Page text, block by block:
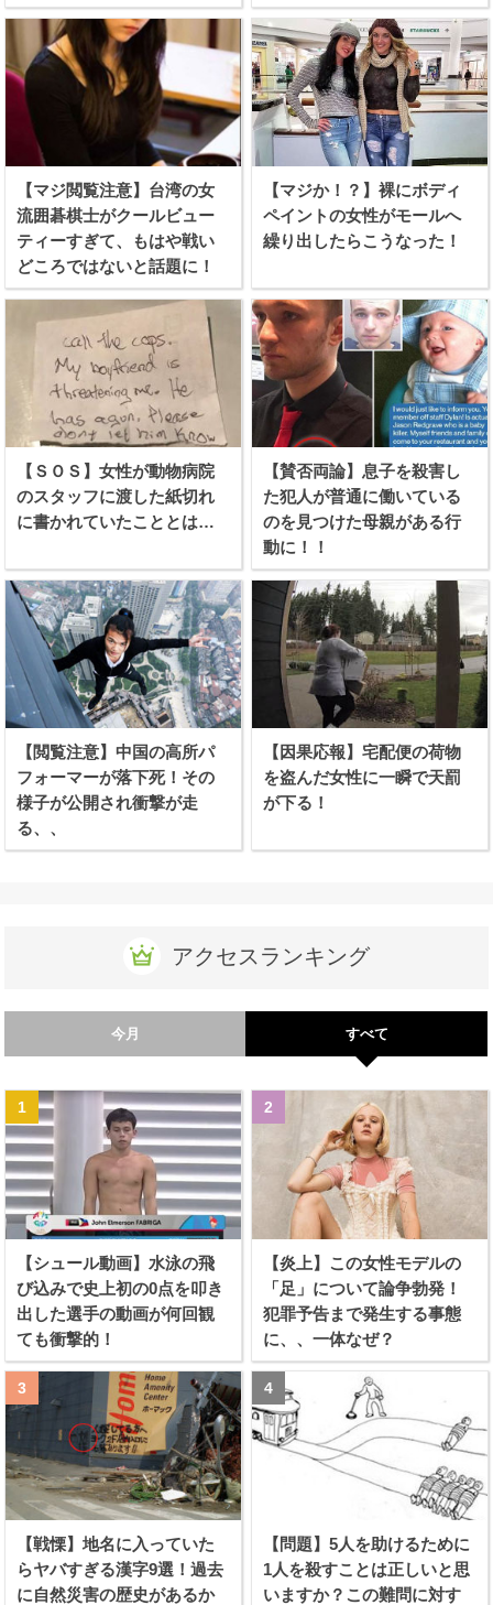
【マジ閲覧注意】台湾の女
流囲碁棋士がクールビュー
ティーすぎて、もはや戦い
どころではないと話題に！
【マジか！？】裸にボディ
ペイントの女性がモールへ
繰り出したらこうなった！
【ＳＯＳ】女性が動物病院
のスタッフに渡した紙切れ
に書かれていたこととは…
【賛否両論】息子を殺害し
た犯人が普通に働いている
のを見つけた母親がある行
動に！！
【閲覧注意】中国の高所パ
フォーマーが落下死！その
様子が公開され衝撃が走
る、、
【因果応報】宅配便の荷物
を盗んだ女性に一瞬で天罰
が下る！
アクセスランキング
今月 すべて
【シュール動画】水泳の飛
び込みで史上初の0点を叩き
出した選手の動画が何回観
ても衝撃的！
【炎上】この女性モデルの
「足」について論争勃発！
犯罪予告まで発生する事態
に、、一体なぜ？
【戦慄】地名に入っていた
らヤバすぎる漢字9選！過去
に自然災害の歴史があるか
【問題】5人を助けるために
1人を殺すことは正しいと思
いますか？この難問に対す